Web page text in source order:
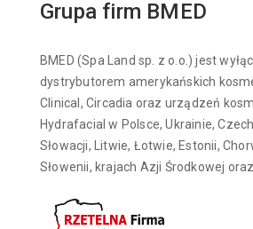
Grupa firm BMED
BMED (Spa Land sp. z o.o.) jest
dystrybutorem amerykańskich
Clinical, Circadia oraz urządzeń
Hydrafacial w Polsce, Ukrainie,
Słowacji, Litwie, Łotwie, Estonii,
Słowenii, krajach Azji Środkowej